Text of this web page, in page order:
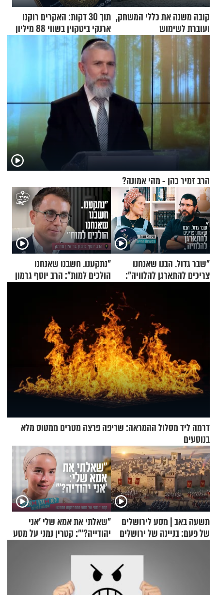
קובה משנה את כללי המשחק,
ועוברת לשימוש
בתלת־אופנועים סולאריים
תוך 30 דקות: האקרים רוקנו
ארנקי ביטקוין בשווי 88 מיליון
דולר
הרב זמיר כהן - מהי אמונה?
"שבר גדול. הבנו שאנחנו
צריכים להתארגן להלוויה":
"נתקענו. חשבנו שאנחנו
הולכים למות": הרב יוסף גרמון
דרמה ליד מסלול ההמראה: שריפה פרצה מטרים ממטוס מלא
בנוסעים
תשעה באב | מסע לירושלים
של פעם: בניינה של ירושלים
"שאלתי את אמא שלי 'אני
יהודייה?'": קטרין נמני על מסע